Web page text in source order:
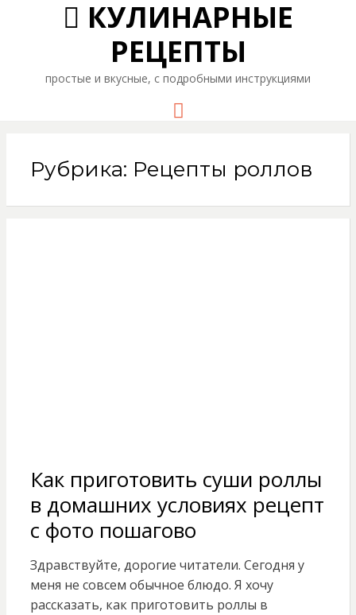
КУЛИНАРНЫЕ
РЕЦЕПТЫ
простые и вкусные, с подробными инструкциями
Рубрика: Рецепты роллов
Как приготовить суши роллы
в домашних условиях рецепт
с фото пошагово
Здравствуйте, дорогие читатели. Сегодня у
меня не совсем обычное блюдо. Я хочу
рассказать, как приготовить роллы в